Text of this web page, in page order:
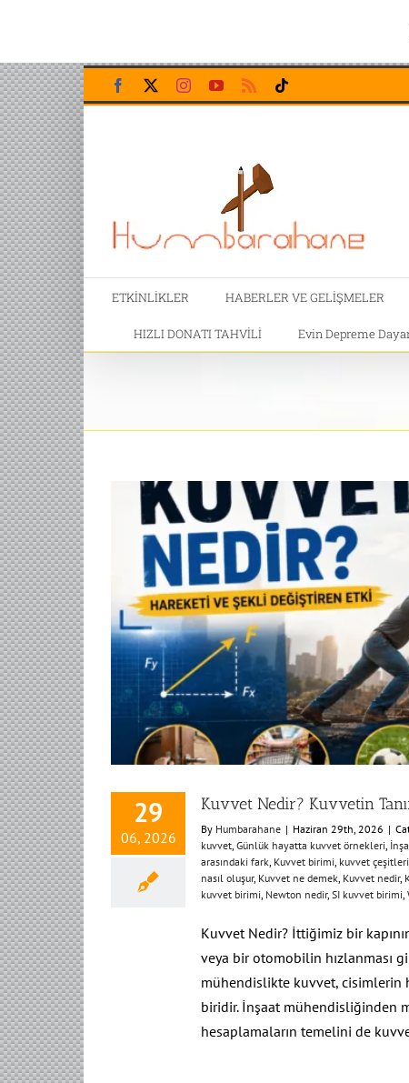
Skip
to
content
Facebook InstagramYouTubeRss
ETKİNLİKLER HABERLER VE GELİŞMELER
HIZLI DONATI TAHVİLİ Evin Depreme
29
06, 2026
Kuvvet Nedir? Kuvvetin
By Humbarahane | Haziran 29th, 2026 |
kuvvet Günlük hayatta kuvvet örnekleri
arasındaki fark Kuvvet birimi kuvvet çeşitleri
nasıl oluşur, Kuvvet ne demek Kuvvet nedir,
kuvvet birimi Newton nedir, SI kuvvet birimi
Kuvvet Nedir? İttiğimiz bir
veya bir otomobilin hızlanması
mühendislikte kuvvet,
biridir. İnşaat mühendisliğinden
hesaplamaların temelini de